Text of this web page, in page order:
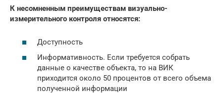
К несомненным преимуществам визуально-
измерительного контроля относятся:
Доступность
Информативность. Если требуется собрать
данные о качестве объекта, то на ВИК
приходится около 50 процентов от всего объема
полученной информации